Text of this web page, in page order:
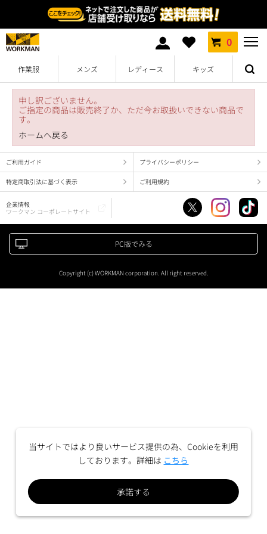
0
作業服 メンズ レディース キッズ
申し訳ございません。
ご指定の商品は販売終了か、ただ今お取扱いできない商品で
す。
ホームへ戻る
ご利用ガイド プライバシーポリシー
特定商取引法に基づく表示 ご利用規約
企業情報
ワークマン コーポレートサイト
PC版でみる
Copyright (c) WORKMAN corporation. All right reserved.
当サイトではより良いサービス提供の為、Cookieを利用
しております。詳細は こちら
承諾する